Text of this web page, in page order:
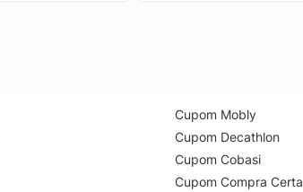
Cupom Mobly
Cupom Decathlon
Cupom Cobasi
Cupom Compra Certa